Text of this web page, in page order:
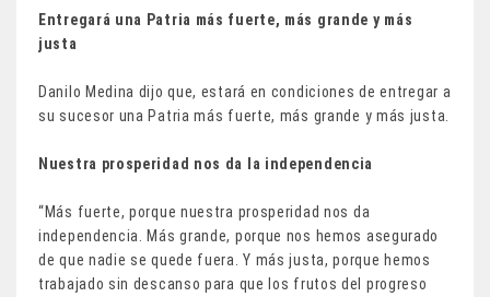
Entregará una Patria más fuerte, más grande y más
justa
Danilo Medina dijo que, estará en condiciones de entregar a
su sucesor una Patria más fuerte, más grande y más justa.
Nuestra prosperidad nos da la independencia
“Más fuerte, porque nuestra prosperidad nos da
independencia. Más grande, porque nos hemos asegurado
de que nadie se quede fuera. Y más justa, porque hemos
trabajado sin descanso para que los frutos del progreso